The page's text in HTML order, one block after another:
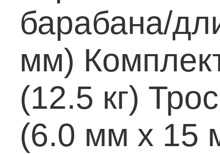
барабана/
мм)
(12.5 кг)
(6.0 мм х 15